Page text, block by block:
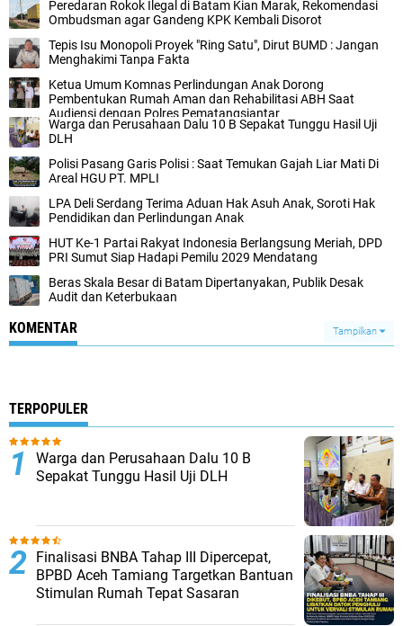
Peredaran Rokok Ilegal di Batam Kian Marak, Rekomendasi
Ombudsman agar Gandeng KPK Kembali Disorot
Tepis Isu Monopoli Proyek "Ring Satu", Dirut BUMD : Jangan
Menghakimi Tanpa Fakta
Ketua Umum Komnas Perlindungan Anak Dorong
Pembentukan Rumah Aman dan Rehabilitasi ABH Saat
Audiensi dengan Polres Pematangsiantar
Warga dan Perusahaan Dalu 10 B Sepakat Tunggu Hasil Uji
DLH
Polisi Pasang Garis Polisi : Saat Temukan Gajah Liar Mati Di
Areal HGU PT. MPLI
LPA Deli Serdang Terima Aduan Hak Asuh Anak, Soroti Hak
Pendidikan dan Perlindungan Anak
HUT Ke-1 Partai Rakyat Indonesia Berlangsung Meriah, DPD
PRI Sumut Siap Hadapi Pemilu 2029 Mendatang
Beras Skala Besar di Batam Dipertanyakan, Publik Desak
Audit dan Keterbukaan
KOMENTAR Tampilkan
TERPOPULER
Warga dan Perusahaan Dalu 10 B
Sepakat Tunggu Hasil Uji DLH
Finalisasi BNBA Tahap III Dipercepat,
BPBD Aceh Tamiang Targetkan Bantuan
Stimulan Rumah Tepat Sasaran